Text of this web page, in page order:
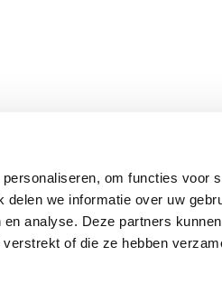
om functies voor
we informatie over uw
analyse. Deze partners
of die ze hebben